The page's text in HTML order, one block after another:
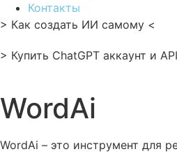
Контакты
> Как создать ИИ самому <
> Купить ChatGPT аккаунт и
WordAi
WordAi – это инструмент для